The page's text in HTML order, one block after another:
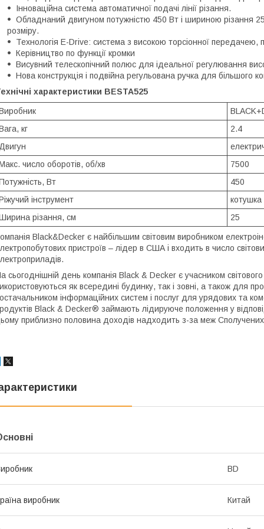
Інноваційна система автоматичної подачі лінії різання.
Обладнаний двигуном потужністю 450 Вт і шириною різання
розміру.
Технологія E-Drive: система з високою торсіонної передачею,
Керівництво по функції кромки
Висувний телескопічний полюс для ідеальної регулювання
Нова конструкція і подвійна регульована ручка для більшого
характеристики BESTA525
кг
2.4
Двигун
число оборотів, об/хв
7500
Вт
450
інструмент
котушка
різання, см
25
Black&Decker є найбільшим світовим виробником
пристроїв – лідер в США і входить в число
сьогоднішній день компанія Black & Decker є учасником
як всередині будинку, так і зовні, а також для
інформаційних систем і послуг для урядових та
Black & Decker® займають лідируюче положення у
приблизно половина доходів надходить з-за меж
BD
виробник Китай